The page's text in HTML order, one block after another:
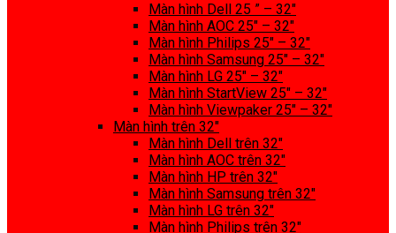
Màn hình Dell 25 ” – 32″
Màn hình AOC 25″ – 32″
Màn hình Philips 25″ – 32″
Màn hình Samsung 25″ – 32″
Màn hình LG 25″ – 32″
Màn hình StartView 25″ – 32″
Màn hình Viewpaker 25″ – 32″
Màn hình trên 32″
Màn hình Dell trên 32″
Màn hình AOC trên 32″
Màn hình HP trên 32″
Màn hình Samsung trên 32″
Màn hình LG trên 32″
Màn hình Philips trên 32″